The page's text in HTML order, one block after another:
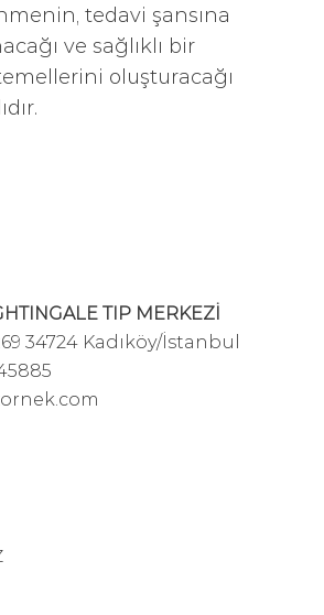
tedavi şansına
ve sağlıklı bir
oluşturacağı
TIP MERKEZİ
34724 Kadıköy/İstanbul